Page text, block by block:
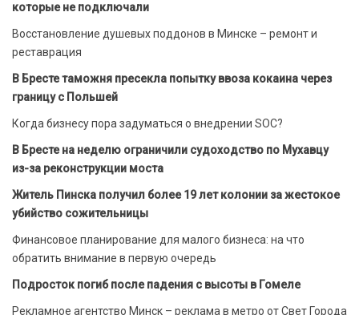
которые не подключали
Восстановление душевых поддонов в Минске – ремонт и
реставрация
В Бресте таможня пресекла попытку ввоза кокаина через
границу с Польшей
Когда бизнесу пора задуматься о внедрении SOC?
В Бресте на неделю ограничили судоходство по Мухавцу
из-за реконструкции моста
Житель Пинска получил более 19 лет колонии за жестокое
убийство сожительницы
Финансовое планирование для малого бизнеса: на что
обратить внимание в первую очередь
Подросток погиб после падения с высоты в Гомеле
Рекламное агентство Минск – реклама в метро от Свет Города